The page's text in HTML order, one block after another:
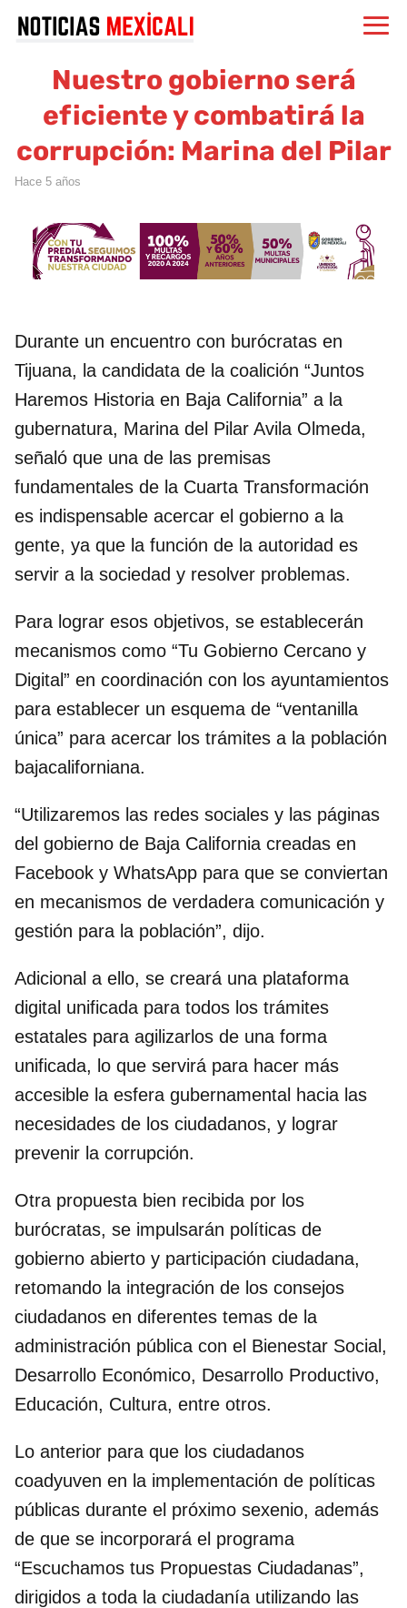
Nuestro gobierno será
eficiente y combatirá la
corrupción: Marina del Pilar
hace 5 años
Durante un encuentro con burócratas en
Tijuana, la candidata de la coalición “Juntos
Haremos Historia en Baja California” a la
gubernatura, Marina del Pilar Avila Olmeda,
señaló que una de las premisas
fundamentales de la Cuarta Transformación
es indispensable acercar el gobierno a la
gente, ya que la función de la autoridad es
servir a la sociedad y resolver problemas.
Para lograr esos objetivos, se establecerán
mecanismos como “Tu Gobierno Cercano y
Digital” en coordinación con los ayuntamientos
para establecer un esquema de “ventanilla
única” para acercar los trámites a la población
bajacaliforniana.
“Utilizaremos las redes sociales y las páginas
del gobierno de Baja California creadas en
Facebook y WhatsApp para que se conviertan
en mecanismos de verdadera comunicación y
gestión para la población”, dijo.
Adicional a ello, se creará una plataforma
digital unificada para todos los trámites
estatales para agilizarlos de una forma
unificada, lo que servirá para hacer más
accesible la esfera gubernamental hacia las
necesidades de los ciudadanos, y lograr
prevenir la corrupción.
Otra propuesta bien recibida por los
burócratas, se impulsarán políticas de
gobierno abierto y participación ciudadana,
retomando la integración de los consejos
ciudadanos en diferentes temas de la
administración pública con el Bienestar Social,
Desarrollo Económico, Desarrollo Productivo,
Educación, Cultura, entre otros.
Lo anterior para que los ciudadanos
coadyuven en la implementación de políticas
públicas durante el próximo sexenio, además
de que se incorporará el programa
“Escuchamos tus Propuestas Ciudadanas”,
dirigidos a toda la ciudadanía utilizando las